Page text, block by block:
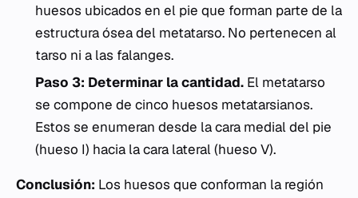
huesos ubicados en el pie que forman parte de la
estructura ósea del metatarso. No pertenecen al
tarso ni a las falanges.
Paso 3: Determinar la cantidad. El metatarso
se compone de cinco huesos metatarsianos.
Estos se enumeran desde la cara medial del pie
(hueso I) hacia la cara lateral (hueso V).
Conclusión: Los huesos que conforman la región